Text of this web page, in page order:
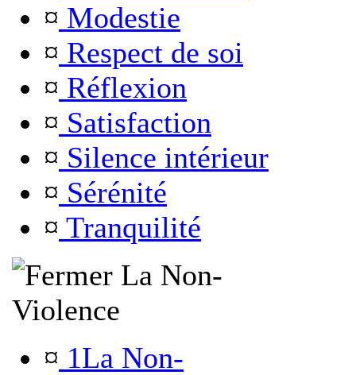
¤ Modestie
¤ Respect de soi
¤ Réflexion
¤ Satisfaction
¤ Silence intérieur
¤ Sérénité
¤ Tranquilité
La Non-
Violence
¤ 1La Non-